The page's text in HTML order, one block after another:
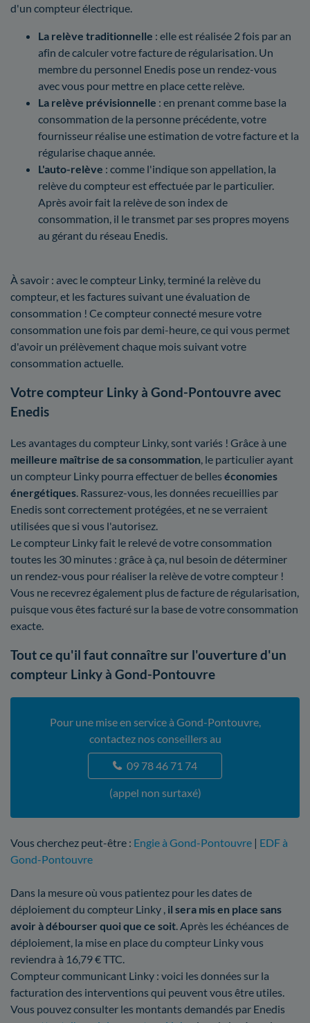
d'un compteur électrique.
La relève traditionnelle : elle est réalisée 2 fois par an
afin de calculer votre facture de régularisation. Un
membre du personnel Enedis pose un rendez-vous
avec vous pour mettre en place cette relève.
La relève prévisionnelle : en prenant comme base la
consommation de la personne précédente, votre
fournisseur réalise une estimation de votre facture et la
régularise chaque année.
L'auto-relève : comme l'indique son appellation, la
relève du compteur est effectuée par le particulier.
Après avoir fait la relève de son index de
consommation, il le transmet par ses propres moyens
au gérant du réseau Enedis.
À savoir : avec le compteur Linky, terminé la relève du
compteur, et les factures suivant une évaluation de
consommation ! Ce compteur connecté mesure votre
consommation une fois par demi-heure, ce qui vous permet
d'avoir un prélèvement chaque mois suivant votre
consommation actuelle.
Votre compteur Linky à Gond-Pontouvre avec
Enedis
Les avantages du compteur Linky, sont variés ! Grâce à une
meilleure maîtrise de sa consommation , le particulier ayant
un compteur Linky pourra effectuer de belles économies
énergétiques . Rassurez-vous, les données recueillies par
Enedis sont correctement protégées, et ne se verraient
utilisées que si vous l'autorisez.
Le compteur Linky fait le relevé de votre consommation
toutes les 30 minutes : grâce à ça, nul besoin de déterminer
un rendez-vous pour réaliser la relève de votre compteur !
Vous ne recevrez également plus de facture de régularisation,
puisque vous êtes facturé sur la base de votre consommation
exacte.
Tout ce qu'il faut connaître sur l'ouverture d'un
compteur Linky à Gond-Pontouvre
Pour une mise en service à Gond-Pontouvre,
contactez nos conseillers au
09 78 46 71 74
(appel non surtaxé)
Vous cherchez peut-être : Engie à Gond-Pontouvre | EDF à
Gond-Pontouvre
Dans la mesure où vous patientez pour les dates de
déploiement du compteur Linky , il sera mis en place sans
avoir à débourser quoi que ce soit. Après les échéances de
déploiement, la mise en place du compteur Linky vous
reviendra à 16,79 € TTC.
Compteur communicant Linky : voici les données sur la
facturation des interventions qui peuvent vous être utiles.
Vous pouvez consulter les montants demandés par Enedis